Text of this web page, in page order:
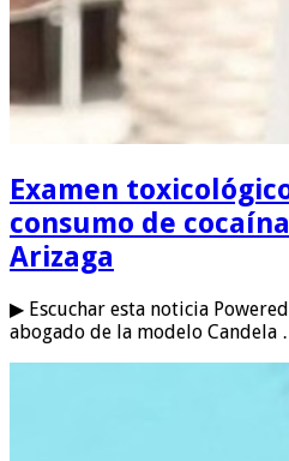
Examen
consumo de
Arizaga
▶ Escuchar esta noticia
abogado de la modelo Candela